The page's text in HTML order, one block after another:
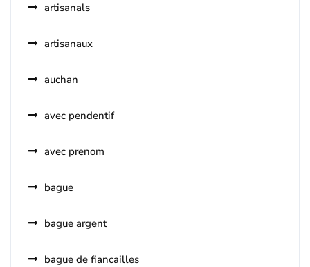
artisanals
artisanaux
auchan
avec pendentif
avec prenom
bague
bague argent
bague de fiancailles